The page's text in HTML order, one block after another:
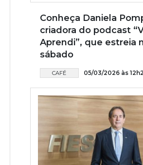
Conheça Daniela
criadora do podcast
Aprendi”, que estreia
sábado
CAFÉ 05/03/2026 às